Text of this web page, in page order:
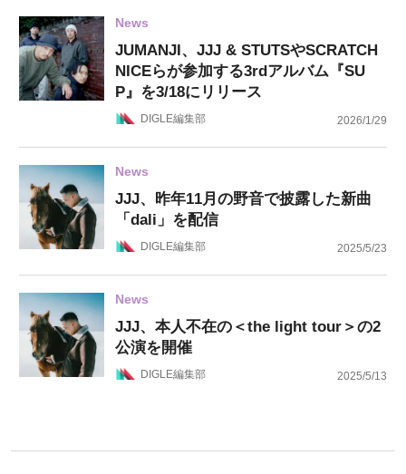
News
JUMANJI、JJJ & STUTSやSCRATCH
NICEらが参加する3rdアルバム『SU
P』を3/18にリリース
DIGLE編集部 2026/1/29
News
JJJ、昨年11月の野音で披露した新曲
「dali」を配信
DIGLE編集部 2025/5/23
News
JJJ、本人不在の＜the light tour＞の2
公演を開催
DIGLE編集部 2025/5/13